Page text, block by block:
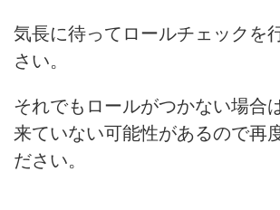
気長に待ってロールチェックを
さい。
それでもロールがつかない場合
来ていない可能性があるので再
ださい。